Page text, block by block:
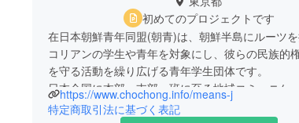
初めてのプロジェクトです
在日本朝鮮青年同盟(朝青)は、朝鮮半島にルーツ
コリアンの学生や青年を対象にし、彼らの民族的
を守る活動を繰り広げる青年学生団体です。
日本全国に本部・支部・班に至る地域コミュニケー
を持っており、たくさんの在日朝鮮人青年が加盟し
https://www.chochong.info/means-j
特定商取引法に基づく表記